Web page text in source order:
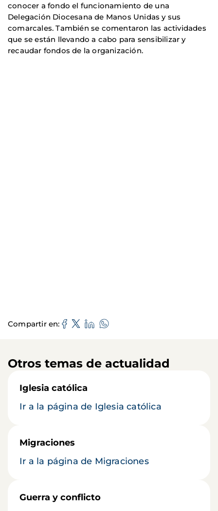
conocer a fondo el funcionamiento de una
Delegación Diocesana de Manos Unidas y sus
comarcales. También se comentaron las actividades
que se están llevando a cabo para sensibilizar y
recaudar fondos de la organización.
Compartir en
Otros temas de actualidad
Iglesia católica
Ir a la página de Iglesia católica
Migraciones
Ir a la página de Migraciones
Guerra y conflicto